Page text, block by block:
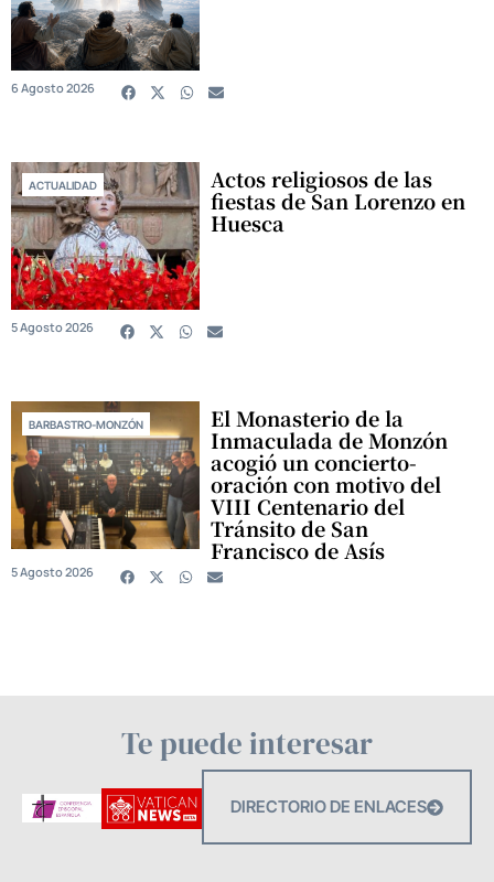
6 Agosto 2026
ACTUALIDAD Actos religiosos de las
fiestas de San Lorenzo en
Huesca
5 Agosto 2026
BARBASTRO-MONZÓN El Monasterio de la
Inmaculada de Monzón
acogió un concierto-
oración con motivo del
VIII Centenario del
Tránsito de San
Francisco de Asís
5 Agosto 2026
Te puede interesar
DIRECTORIO DE ENLACES